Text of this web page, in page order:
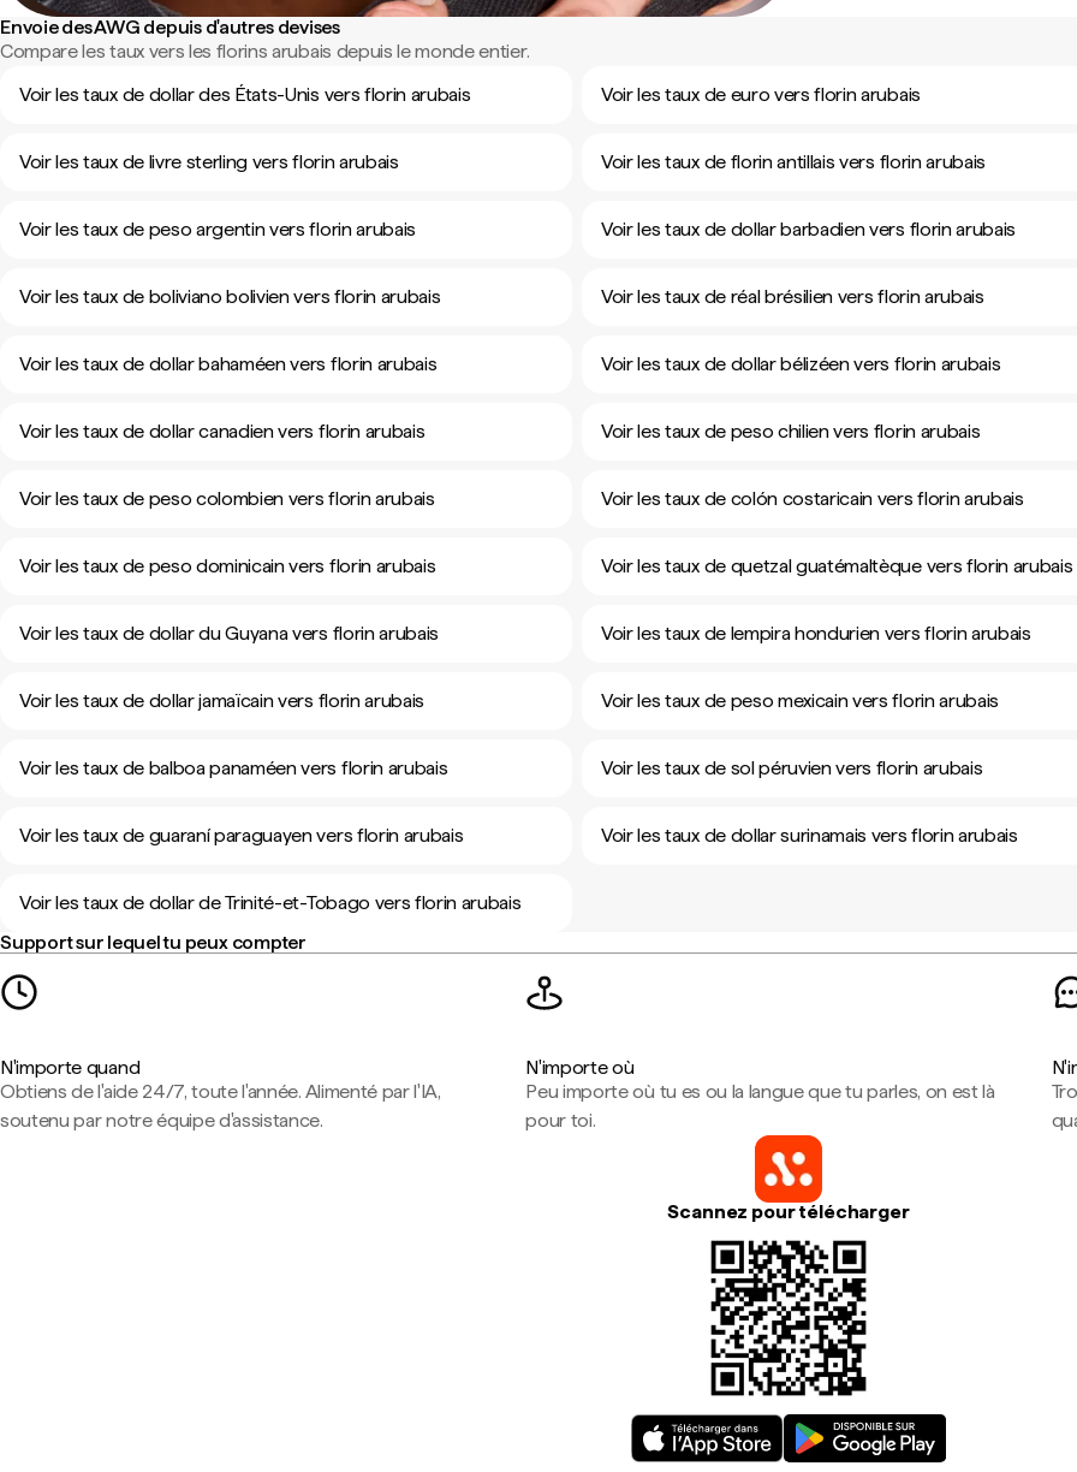
Envoie des AWG depuis d'autres devises
Compare les taux vers les florins arubais depuis le monde entier.
Voir les taux de dollar des États-Unis vers florin arubais
Voir les taux de euro vers florin arubais
Voir les taux de livre sterling vers florin arubais Voir les taux de florin antillais vers florin arubais
Voir les taux de peso argentin vers florin arubais Voir les taux de dollar barbadien vers florin arubais
Voir les taux de boliviano bolivien vers florin arubais Voir les taux de réal brésilien vers florin arubais
Voir les taux de dollar bahaméen vers florin arubais Voir les taux de dollar bélizéen vers florin arubais
Voir les taux de dollar canadien vers florin arubais Voir les taux de peso chilien vers florin arubais
Voir les taux de peso colombien vers florin arubais Voir les taux de colón costaricain vers florin arubais
Voir les taux de peso dominicain vers florin arubais Voir les taux de quetzal guatémaltèque vers florin arubais
Voir les taux de dollar du Guyana vers florin arubais Voir les taux de lempira hondurien vers florin arubais
Voir les taux de dollar jamaïcain vers florin arubais Voir les taux de peso mexicain vers florin arubais
Voir les taux de balboa panaméen vers florin arubais Voir les taux de sol péruvien vers florin arubais
Voir les taux de guaraní paraguayen vers florin arubais Voir les taux de dollar surinamais vers florin arubais
Voir les taux de dollar de Trinité-et-Tobago vers florin arubais
Support sur lequel tu peux compter
N'importe quand
Obtiens de l'aide 24/7, toute l'année. Alimenté par l'IA,
soutenu par notre équipe d'assistance.
N'importe où
Peu importe où tu es ou la langue que tu parles, on est là
pour toi.
Scannez pour télécharger